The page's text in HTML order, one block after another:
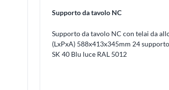
Supporto da tavolo NC
Supporto da tavolo NC con telai da
(LxPxA) 588x413x345mm 24
SK 40 Blu luce RAL 5012